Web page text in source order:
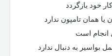
خود بازگردد
یا همان تامپون ندارد
انجام است
به دنبال ندارد